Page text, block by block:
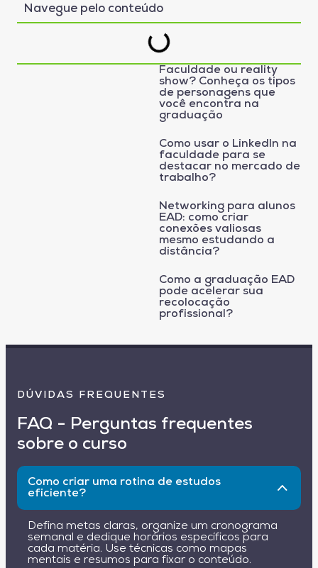
Navegue pelo conteúdo
Faculdade ou reality
show? Conheça os tipos
de personagens que
você encontra na
graduação
Como usar o LinkedIn na
faculdade para se
destacar no mercado de
trabalho?
Networking para alunos
EAD: como criar
conexões valiosas
mesmo estudando a
distância?
Como a graduação EAD
pode acelerar sua
recolocação
profissional?
DÚVIDAS FREQUENTES
FAQ - Perguntas frequentes
sobre o curso
Como criar uma rotina de estudos
eficiente?
Defina metas claras, organize um cronograma
semanal e dedique horários específicos para
cada matéria. Use técnicas como mapas
mentais e resumos para fixar o conteúdo.